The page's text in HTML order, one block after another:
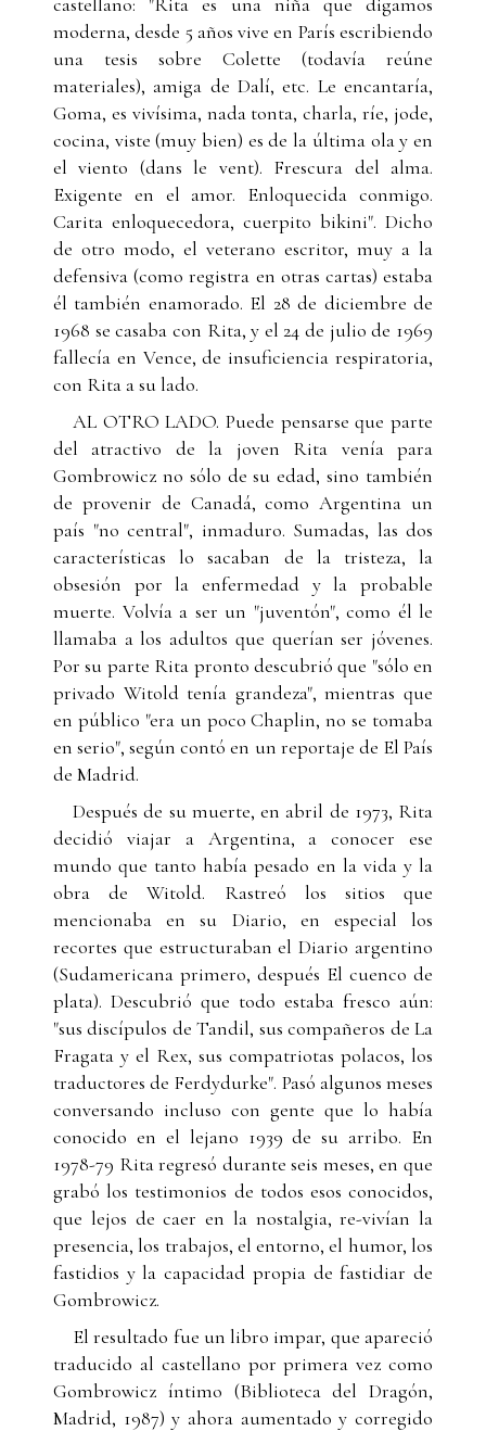
moderna, desde 5 años vive en París escribiendo
una tesis sobre Colette (todavía reúne
materiales), amiga de Dalí, etc. Le encantaría,
Goma, es vivísima, nada tonta, charla, ríe, jode,
cocina, viste (muy bien) es de la última ola y en
el viento (dans le vent). Frescura del alma.
Exigente en el amor. Enloquecida conmigo.
Carita enloquecedora, cuerpito bikini". Dicho
de otro modo, el veterano escritor, muy a la
defensiva (como registra en otras cartas) estaba
él también enamorado. El 28 de diciembre de
1968 se casaba con Rita, y el 24 de julio de 1969
fallecía en Vence, de insuficiencia respiratoria,
con Rita a su lado.
AL OTRO LADO. Puede pensarse que parte
del atractivo de la joven Rita venía para
Gombrowicz no sólo de su edad, sino también
de provenir de Canadá, como Argentina un
país "no central", inmaduro. Sumadas, las dos
características lo sacaban de la tristeza, la
obsesión por la enfermedad y la probable
muerte. Volvía a ser un "juventón", como él le
llamaba a los adultos que querían ser jóvenes.
Por su parte Rita pronto descubrió que "sólo en
privado Witold tenía grandeza", mientras que
en público "era un poco Chaplin, no se tomaba
en serio", según contó en un reportaje de El País
de Madrid.
Después de su muerte, en abril de 1973, Rita
decidió viajar a Argentina, a conocer ese
mundo que tanto había pesado en la vida y la
obra de Witold. Rastreó los sitios que
mencionaba en su Diario, en especial los
recortes que estructuraban el Diario argentino
(Sudamericana primero, después El cuenco de
plata). Descubrió que todo estaba fresco aún:
"sus discípulos de Tandil, sus compañeros de La
Fragata y el Rex, sus compatriotas polacos, los
traductores de Ferdydurke". Pasó algunos meses
conversando incluso con gente que lo había
conocido en el lejano 1939 de su arribo. En
1978-79 Rita regresó durante seis meses, en que
grabó los testimonios de todos esos conocidos,
que lejos de caer en la nostalgia, re-vivían la
presencia, los trabajos, el entorno, el humor, los
fastidios y la capacidad propia de fastidiar de
Gombrowicz.
El resultado fue un libro impar, que apareció
traducido al castellano por primera vez como
Gombrowicz íntimo (Biblioteca del Dragón,
Madrid, 1987) y ahora aumentado y corregido